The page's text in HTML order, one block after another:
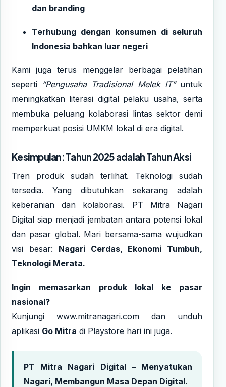
dan branding
Terhubung dengan konsumen di seluruh
Indonesia bahkan luar negeri
Kami juga terus menggelar berbagai pelatihan
seperti “Pengusaha Tradisional Melek IT”untuk
meningkatkan literasi digital pelaku usaha, serta
membuka peluang kolaborasi lintas sektor demi
memperkuat posisi UMKM lokal di era digital.
Kesimpulan: Tahun 2025 adalah Tahun Aksi
Tren produk sudah terlihat. Teknologi sudah
tersedia. Yang dibutuhkan sekarang adalah
keberanian dan kolaborasi. PT Mitra Nagari
Digital siap menjadi jembatan antara potensi lokal
dan pasar global. Mari bersama-sama wujudkan
visi besar: Nagari Cerdas, Ekonomi Tumbuh,
Teknologi Merata.
Ingin memasarkan produk lokal ke pasar
nasional?
Kunjungi www.mitranagari.com dan unduh
aplikasi Go Mitra di Playstore hari ini juga.
PT Mitra Nagari Digital – Menyatukan
Nagari, Membangun Masa Depan Digital.